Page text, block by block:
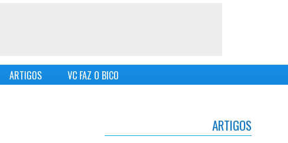
ARTIGOS VC FAZ O BICO
ARTIGOS